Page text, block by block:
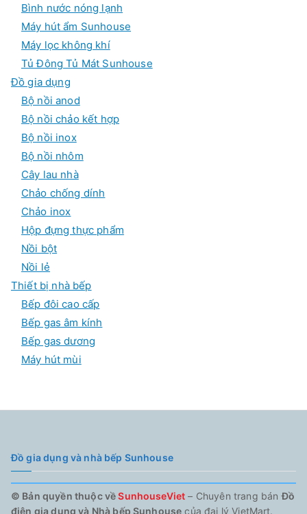
Bình nước nóng lạnh
Máy hút ẩm Sunhouse
Máy lọc không khí
Tủ Đông Tủ Mát Sunhouse
Đồ gia dụng
Bộ nồi anod
Bộ nồi chảo kết hợp
Bộ nồi inox
Bộ nồi nhôm
Cây lau nhà
Chảo chống dính
Chảo inox
Hộp đựng thực phẩm
Nồi bột
Nồi lẻ
Thiết bị nhà bếp
Bếp đôi cao cấp
Bếp gas âm kính
Bếp gas dương
Máy hút mùi
Đồ gia dụng và nhà bếp Sunhouse
© Bản quyền thuộc vềSunhouseViet – Chuyên trang bánĐồ
điện gia dụng và Nhà bếp Sunhouse của đại lý VietMart.